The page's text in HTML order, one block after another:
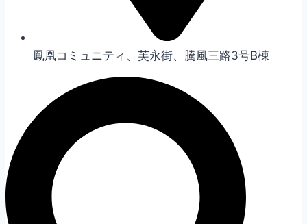
鳳凰コミュニティ、芙永街、騰風三路3号B棟